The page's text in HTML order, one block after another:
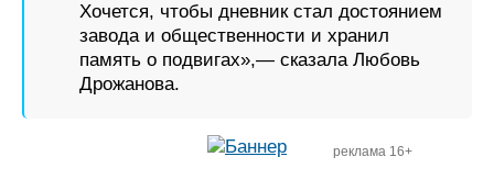
Хочется, чтобы дневник стал достоянием
завода и общественности и хранил
память о подвигах»,— сказала Любовь
Дрожанова.
реклама 16+